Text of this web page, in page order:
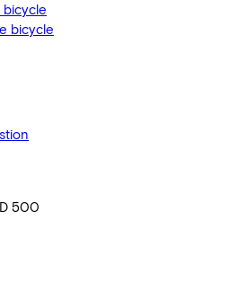
bicycle
bicycle
500